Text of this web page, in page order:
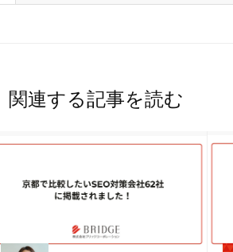
マーク
関連する記事を読む